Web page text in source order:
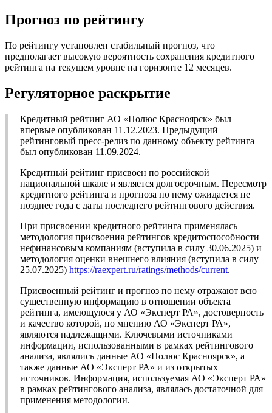
Прогноз по рейтингу
По рейтингу установлен стабильный прогноз, что
предполагает высокую вероятность сохранения кредитного
рейтинга на текущем уровне на горизонте 12 месяцев.
Регуляторное раскрытие
Кредитный рейтинг АО «Полюс Красноярск» был
впервые опубликован 11.12.2023. Предыдущий
рейтинговый пресс-релиз по данному объекту рейтинга
был опубликован 11.09.2024.
Кредитный рейтинг присвоен по российской
национальной шкале и является долгосрочным. Пересмотр
кредитного рейтинга и прогноза по нему ожидается не
позднее года с даты последнего рейтингового действия.
При присвоении кредитного рейтинга применялась
методология присвоения рейтингов кредитоспособности
нефинансовым компаниям (вступила в силу 30.06.2025) и
методология оценки внешнего влияния (вступила в силу
25.07.2025) https://raexpert.ru/ratings/methods/current.
Присвоенный рейтинг и прогноз по нему отражают всю
существенную информацию в отношении объекта
рейтинга, имеющуюся у АО «Эксперт РА», достоверность
и качество которой, по мнению АО «Эксперт РА»,
являются надлежащими. Ключевыми источниками
информации, использованными в рамках рейтингового
анализа, являлись данные АО «Полюс Красноярск», а
также данные АО «Эксперт РА» и из открытых
источников. Информация, используемая АО «Эксперт РА»
в рамках рейтингового анализа, являлась достаточной для
применения методологии.